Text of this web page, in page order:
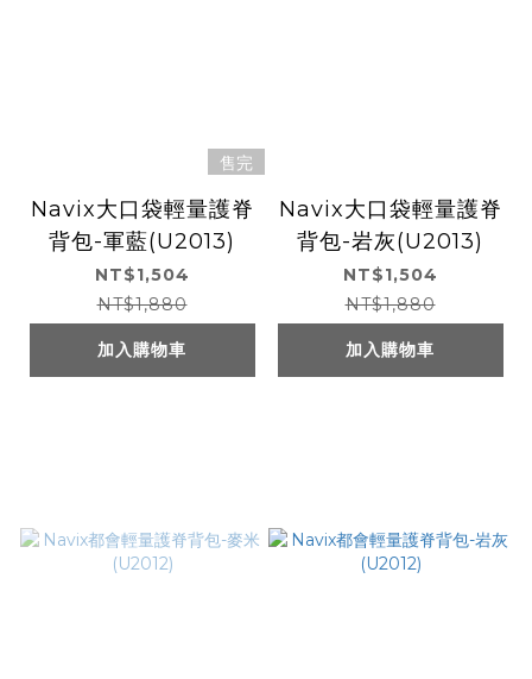
售完
Navix大口袋輕量護脊
背包-軍藍(U2013)
NT$1,504
NT$1,880
加入購物車
Navix大口袋輕量護脊
背包-岩灰(U2013)
NT$1,504
NT$1,880
加入購物車